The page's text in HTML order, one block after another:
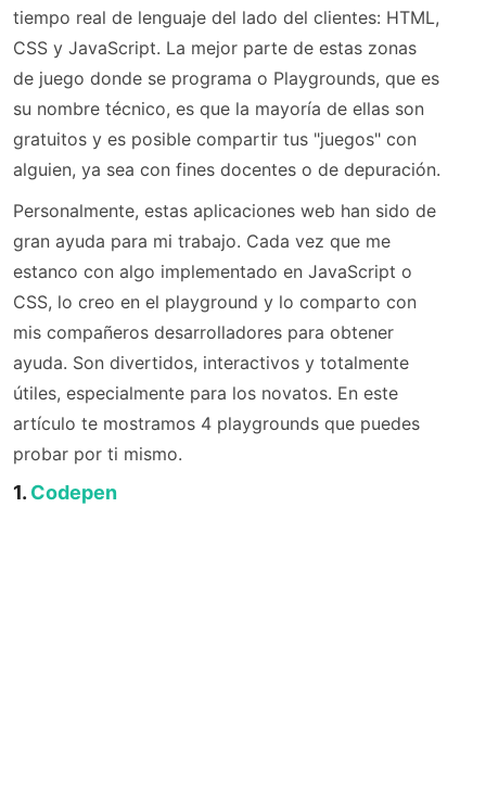
tiempo real de lenguaje del lado del clientes: HTML,
CSS y JavaScript. La mejor parte de estas zonas
de juego donde se programa o Playgrounds, que es
su nombre técnico, es que la mayoría de ellas son
gratuitos y es posible compartir tus "juegos" con
alguien, ya sea con fines docentes o de depuración.
Personalmente, estas aplicaciones web han sido de
gran ayuda para mi trabajo. Cada vez que me
estanco con algo implementado en JavaScript o
CSS, lo creo en el playground y lo comparto con
mis compañeros desarrolladores para obtener
ayuda. Son divertidos, interactivos y totalmente
útiles, especialmente para los novatos. En este
artículo te mostramos 4 playgrounds que puedes
probar por ti mismo.
1. Codepen